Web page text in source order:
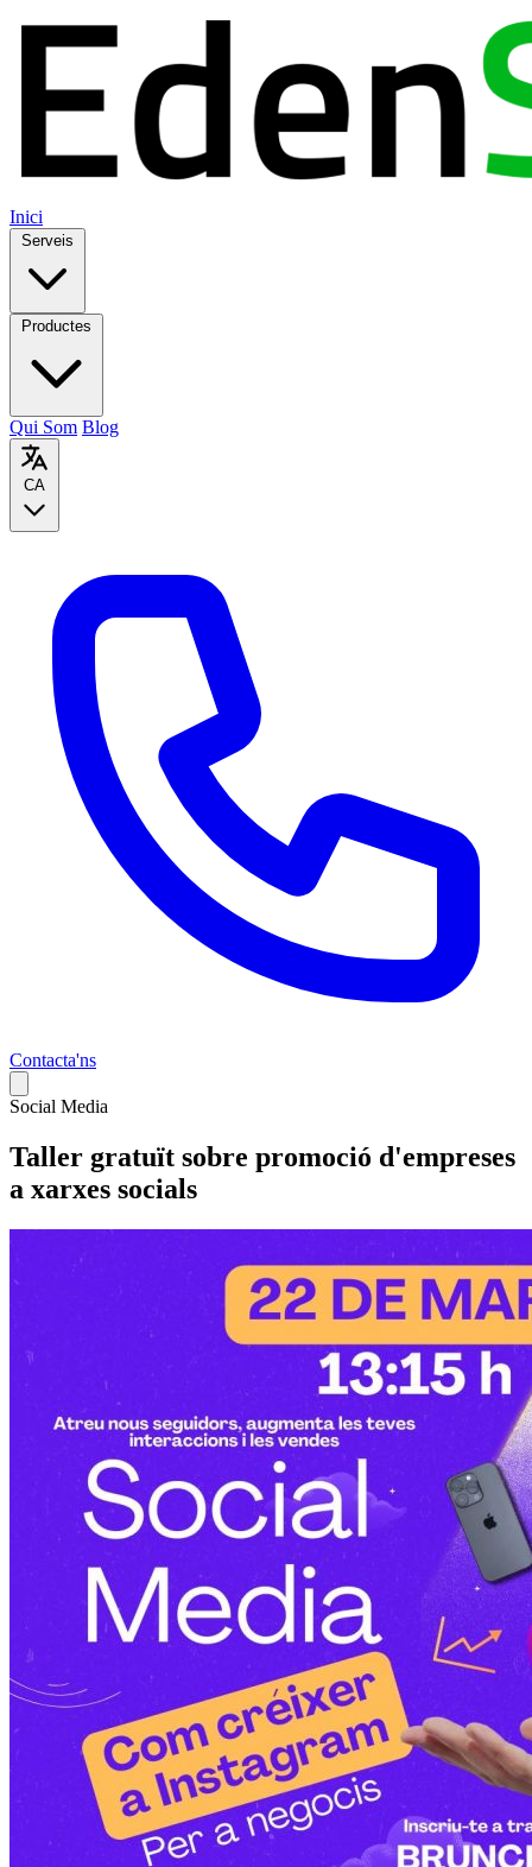
Inici
Serveis
Productes
Qui Som Blog
CA
Contacta'ns
Social Media
Taller gratuït sobre promoció d'empreses
a xarxes socials